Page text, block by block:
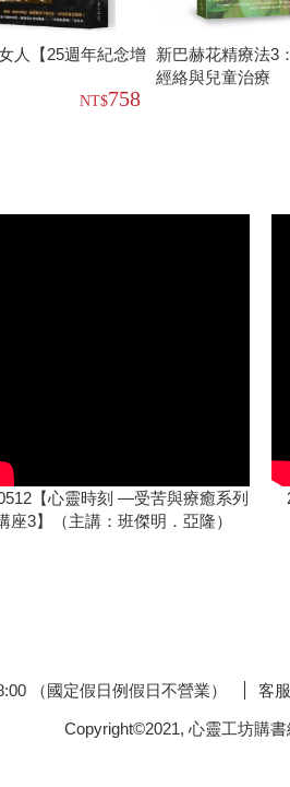
人【25週年紀念增
758
新巴赫花精療法3
經絡與兒童治療
【心靈時刻 —受苦與療癒系列
座3】（主講：班傑明．亞隆）
（國定假日例假日不營業） 客
Copyright©2021, 心靈工坊購